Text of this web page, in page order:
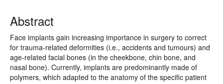
Abstract
Face implants gain increasing importance in surgery to correct
for trauma-related deformities (i.e., accidents and tumours) and
age-related facial bones (in the cheekbone, chin bone, and
nasal bone). Currently, implants are predominantly made of
polymers, which adapted to the anatomy of the specific patient